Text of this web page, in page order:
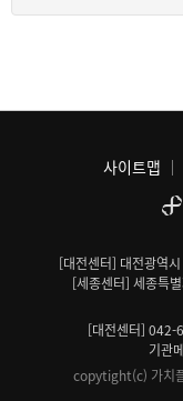
사이트맵
[대전센터] 대전광역
[세종센터] 세종특
[대전센터]
기관
copytight(c) 가치